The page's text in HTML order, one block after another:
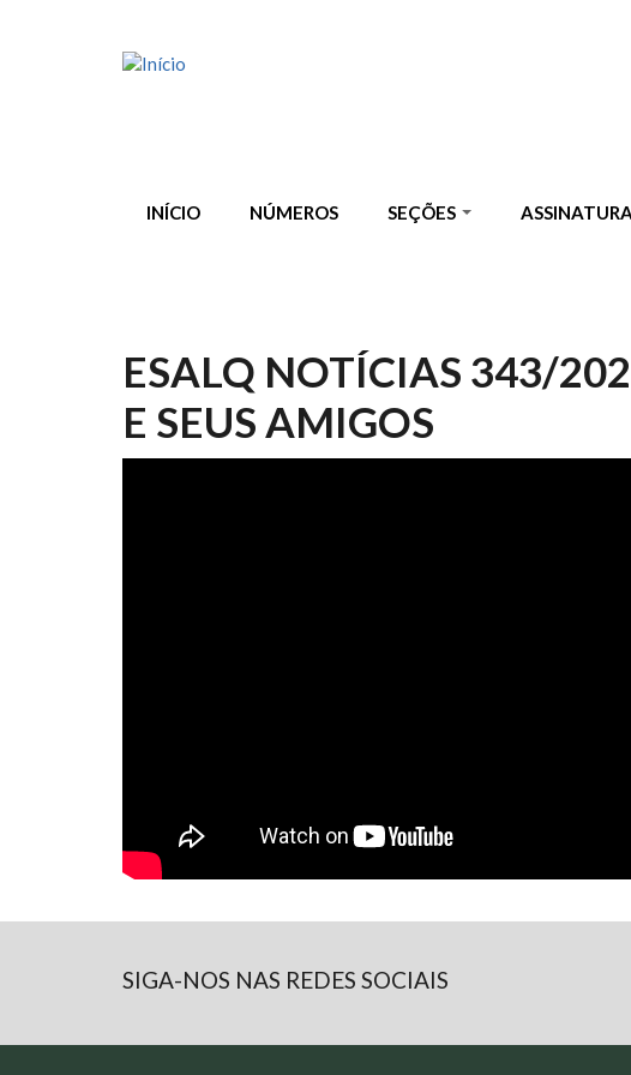
INÍCIO NÚMEROS SEÇÕES ASSINATURA
ESALQ NOTÍCIAS 343/
E SEUS AMIGOS
SIGA-NOS NAS REDES SOCIAIS